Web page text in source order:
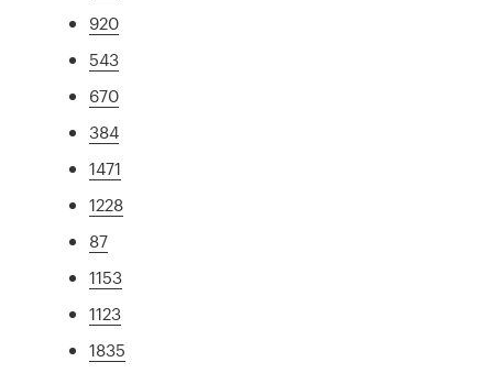
920
543
670
384
1471
1228
87
1153
1123
1835